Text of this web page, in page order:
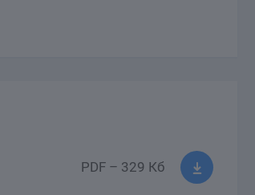
PDF – 329 Кб